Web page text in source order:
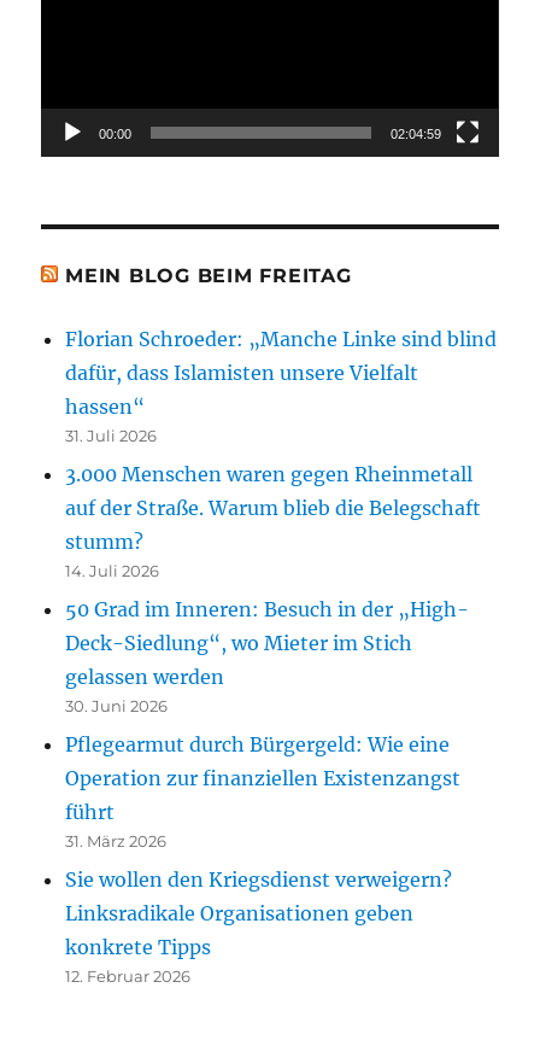
00:00 02:04:59
MEIN BLOG BEIM FREITAG
Florian Schroeder: „Manche Linke sind blind
dafür, dass Islamisten unsere Vielfalt
hassen“
31. Juli 2026
3.000 Menschen waren gegen Rheinmetall
auf der Straße. Warum blieb die Belegschaft
stumm?
14. Juli 2026
50 Grad im Inneren: Besuch in der „High-
Deck-Siedlung“, wo Mieter im Stich
gelassen werden
30. Juni 2026
Pflegearmut durch Bürgergeld: Wie eine
Operation zur finanziellen Existenzangst
führt
31. März 2026
Sie wollen den Kriegsdienst verweigern?
Linksradikale Organisationen geben
konkrete Tipps
12. Februar 2026